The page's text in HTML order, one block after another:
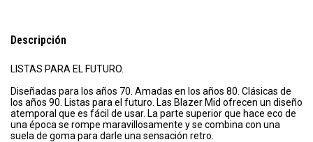
Descripción
LISTAS PARA EL FUTURO.
Diseñadas para los años 70. Amadas en los años 80. Clásicas de
los años 90. Listas para el futuro. Las Blazer Mid ofrecen un diseño
atemporal que es fácil de usar. La parte superior que hace eco de
una época se rompe maravillosamente y se combina con una
suela de goma para darle una sensación retro.